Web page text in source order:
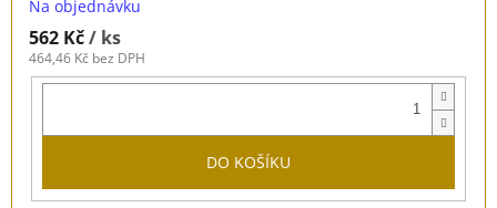
Na objednávku
562 Kč/ ks
464,46 Kč bez DPH
DO KOŠÍKU